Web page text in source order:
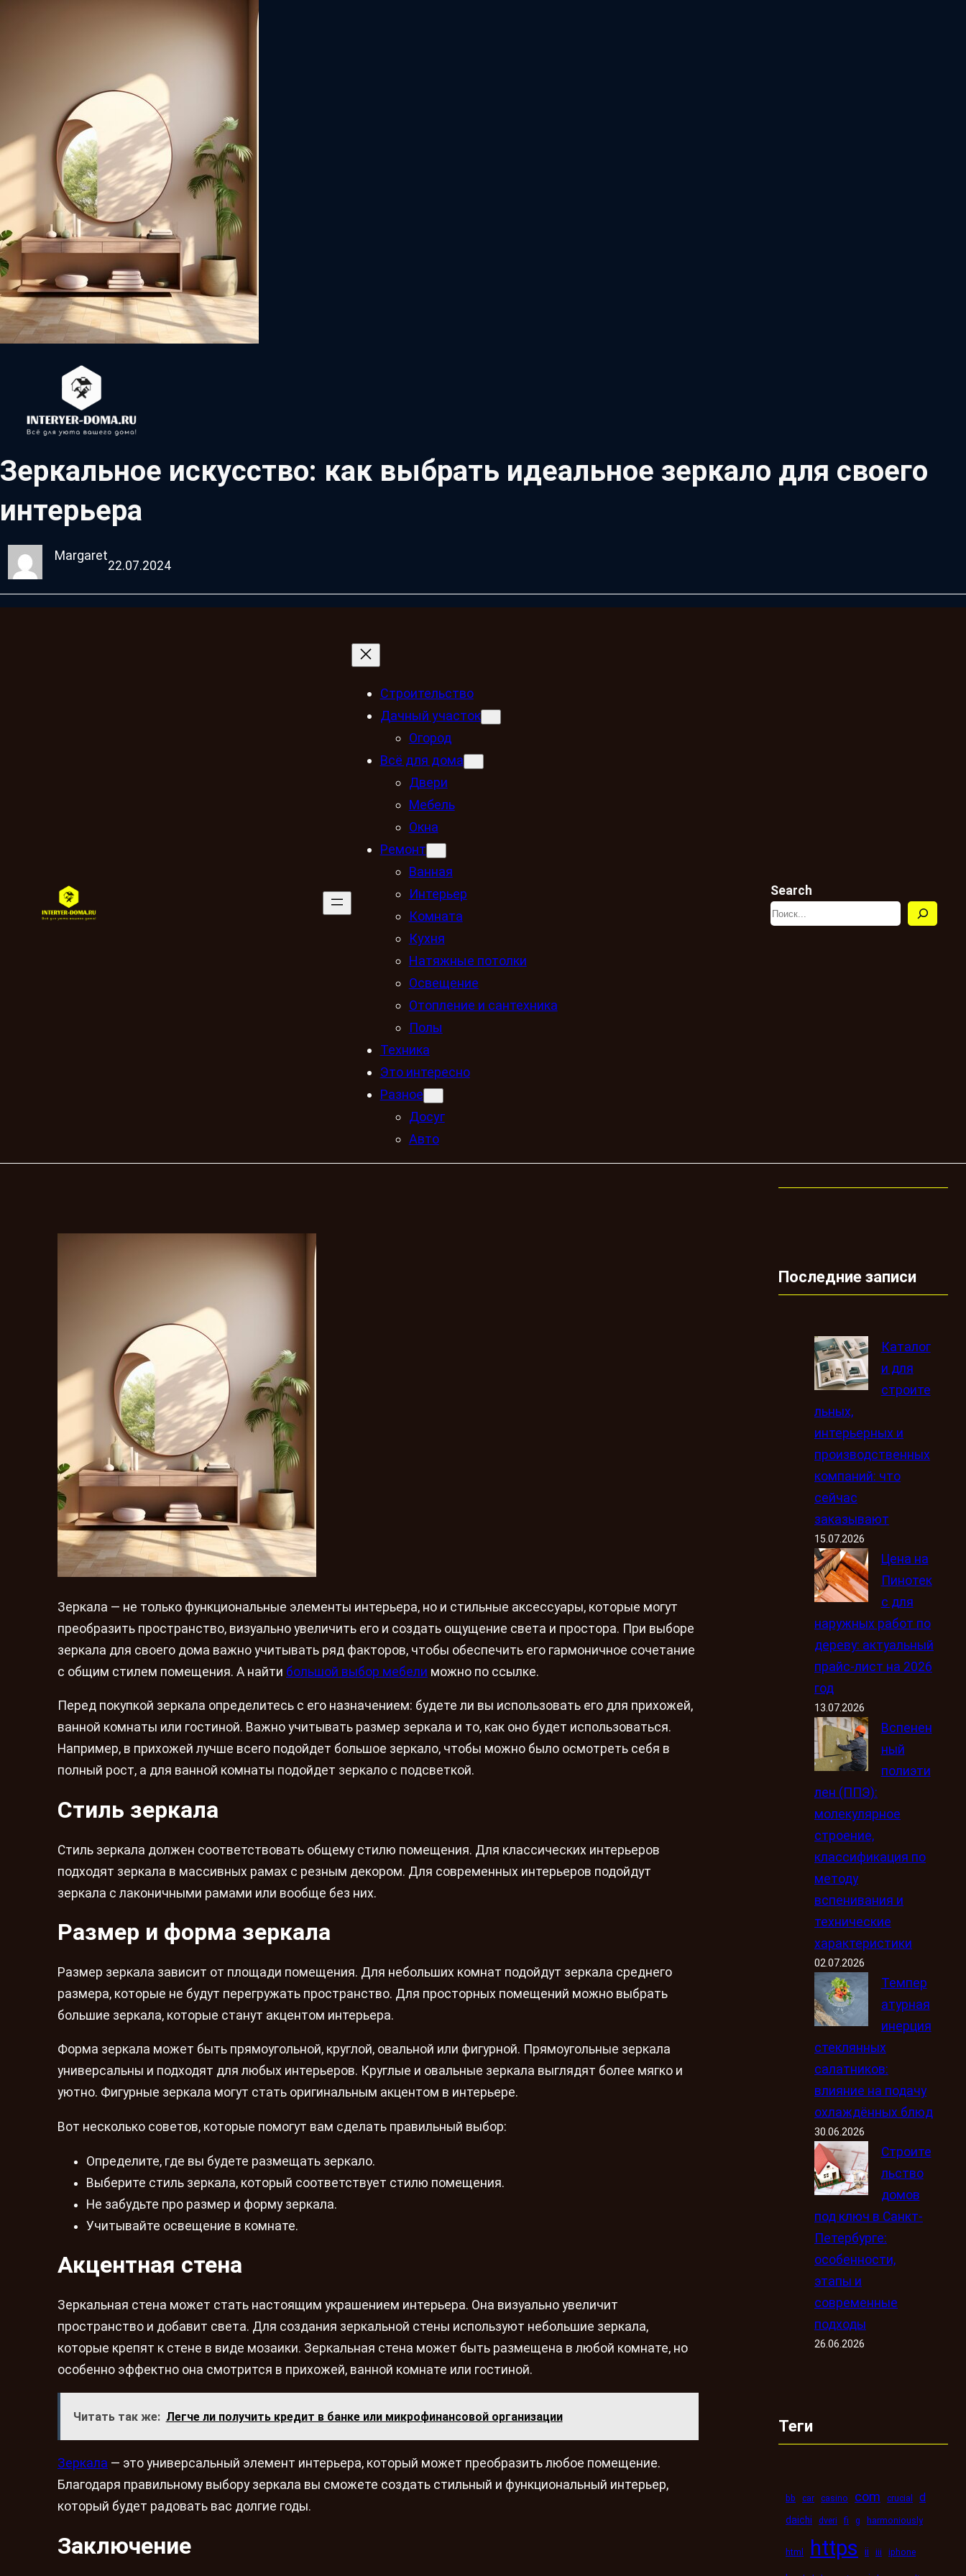
Зеркальное искусство: как выбрать идеальное зеркало для своего
интерьера
Margaret
22.07.2024
Строительство
Дачный участок
Огород
Всё для дома
Двери
Мебель
Окна
Ремонт
Ванная
Интерьер
Комната
Кухня
Натяжные потолки
Освещение
Отопление и сантехника
Полы
Техника
Это интересно
Разное
Досуг
Авто
Search
Зеркала — не только функциональные элементы интерьера, но и стильные аксессуары, которые могут
преобразить пространство, визуально увеличить его и создать ощущение света и простора. При выборе
зеркала для своего дома важно учитывать ряд факторов, чтобы обеспечить его гармоничное сочетание
с общим стилем помещения. А найти большой выбор мебели можно по ссылке.
Перед покупкой зеркала определитесь с его назначением: будете ли вы использовать его для прихожей,
ванной комнаты или гостиной. Важно учитывать размер зеркала и то, как оно будет использоваться.
Например, в прихожей лучше всего подойдет большое зеркало, чтобы можно было осмотреть себя в
полный рост, а для ванной комнаты подойдет зеркало с подсветкой.
Стиль зеркала
Стиль зеркала должен соответствовать общему стилю помещения. Для классических интерьеров
подходят зеркала в массивных рамах с резным декором. Для современных интерьеров подойдут
зеркала с лаконичными рамами или вообще без них.
Размер и форма зеркала
Размер зеркала зависит от площади помещения. Для небольших комнат подойдут зеркала среднего
размера, которые не будут перегружать пространство. Для просторных помещений можно выбрать
большие зеркала, которые станут акцентом интерьера.
Форма зеркала может быть прямоугольной, круглой, овальной или фигурной. Прямоугольные зеркала
универсальны и подходят для любых интерьеров. Круглые и овальные зеркала выглядят более мягко и
уютно. Фигурные зеркала могут стать оригинальным акцентом в интерьере.
Вот несколько советов, которые помогут вам сделать правильный выбор:
Определите, где вы будете размещать зеркало.
Выберите стиль зеркала, который соответствует стилю помещения.
Не забудьте про размер и форму зеркала.
Учитывайте освещение в комнате.
Акцентная стена
Зеркальная стена может стать настоящим украшением интерьера. Она визуально увеличит
пространство и добавит света. Для создания зеркальной стены используют небольшие зеркала,
которые крепят к стене в виде мозаики. Зеркальная стена может быть размещена в любой комнате, но
особенно эффектно она смотрится в прихожей, ванной комнате или гостиной.
Читать так же: Легче ли получить кредит в банке или микрофинансовой организации
Зеркала — это универсальный элемент интерьера, который может преобразить любое помещение.
Благодаря правильному выбору зеркала вы сможете создать стильный и функциональный интерьер,
который будет радовать вас долгие годы.
Заключение
Последние записи
Каталог
и для
строите
льных,
интерьерных и
производственных
компаний: что
сейчас
заказывают
15.07.2026
Цена на
Пинотек
с для
наружных работ по
дереву: актуальный
прайс-лист на 2026
год
13.07.2026
Вспенен
ный
полиэти
лен (ППЭ):
молекулярное
строение,
классификация по
методу
вспенивания и
технические
характеристики
02.07.2026
Темпер
атурная
инерция
стеклянных
салатников:
влияние на подачу
охлаждённых блюд
30.06.2026
Строите
льство
домов
под ключ в Санкт-
Петербурге:
особенности,
этапы и
современные
подходы
26.06.2026
Теги
bb car casino com crucial d
daichi dveri fi g harmoniously
html https ii iii iphone